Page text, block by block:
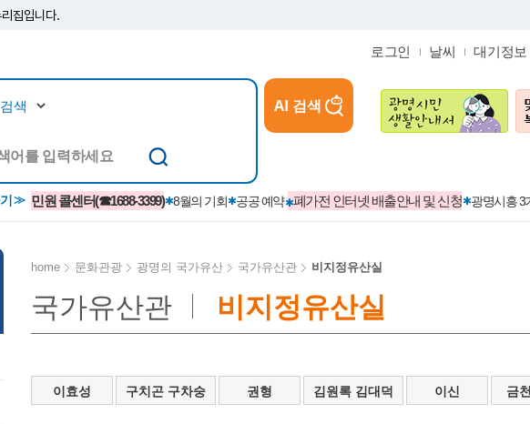
집입니다.
로그인 날씨 대기정보
AI 검색
민원 콜센터(☎1688-3399) 8월의 기회 공공 예약 폐가전 인터넷 배출안내 및 신청 광명시흥 3
소식지/카카오톡플러스친구
반상회보
시정자료실
법무행정
위반업소공개
민원/참여
민원조정제도
사전심사청구제
민원1회 방문 처리제
설치현황
발급 받을 수 있는 증명
지역경제활성화/교육/일자리
교육정보
평생학습원
(재)경기도민회장학회 장학금
교복지원금 신청
home 문화관광 광명의 국가유산 국가유산관 비지정유산실
국가유산관 비지정유산실
이효성 구치곤 구차숭 권형 김원록 김대덕 이신 금